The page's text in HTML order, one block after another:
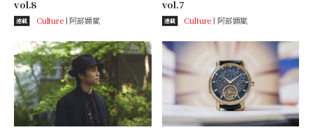
vol.8
連載 Culture 阿部顕嵐
vol.7
連載 Culture 阿部顕嵐